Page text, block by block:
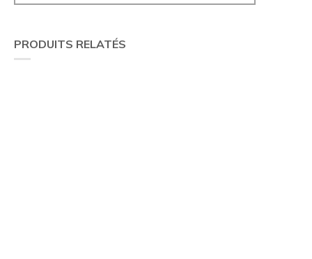
PRODUITS RELATÉS